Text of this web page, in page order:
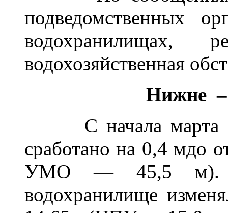
подведомственных
водохозяйственная
Нижне
С начала марта
сработано на 0,4
УМО — 45,5 м).
водохранилище